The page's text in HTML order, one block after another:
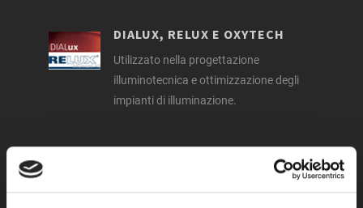
DIALUX, RELUX E OXYTECH
Utilizzato nella progettazione
illuminotecnica e ottimizzazione degli
impianti di illuminazione.